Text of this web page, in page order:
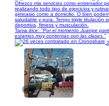
Ofrezco mis servicios como entrenador
realizando todo tipo de ejercicios y
gimnasio como a domicilio. O bien
saludable y pura. Tengo triple titulación
deportiva, fitness y musculación.
Tania dice: "Por el momento Juanpe
estamos muy contentas con las clases."
1/6